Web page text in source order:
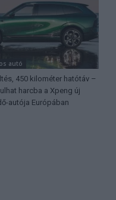
autó
450 kilométer hatótáv –
harcba a Xpeng új
autója Európában